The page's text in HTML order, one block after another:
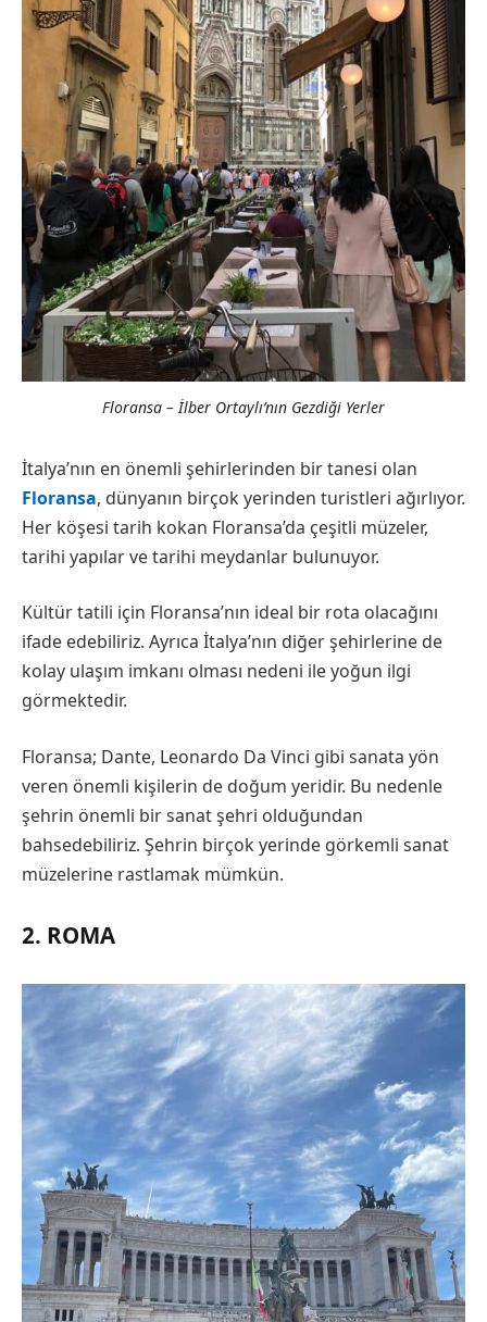
Floransa – İlber Ortaylı’nın Gezdiği Yerler
İtalya’nın en önemli şehirlerinden bir tanesi olan
Floransa, dünyanın birçok yerinden turistleri ağırlıyor.
Her köşesi tarih kokan Floransa’da çeşitli müzeler,
tarihi yapılar ve tarihi meydanlar bulunuyor.
Kültür tatili için Floransa’nın ideal bir rota olacağını
ifade edebiliriz. Ayrıca İtalya’nın diğer şehirlerine de
kolay ulaşım imkanı olması nedeni ile yoğun ilgi
görmektedir.
Floransa; Dante, Leonardo Da Vinci gibi sanata yön
veren önemli kişilerin de doğum yeridir. Bu nedenle
şehrin önemli bir sanat şehri olduğundan
bahsedebiliriz. Şehrin birçok yerinde görkemli sanat
müzelerine rastlamak mümkün.
2. ROMA